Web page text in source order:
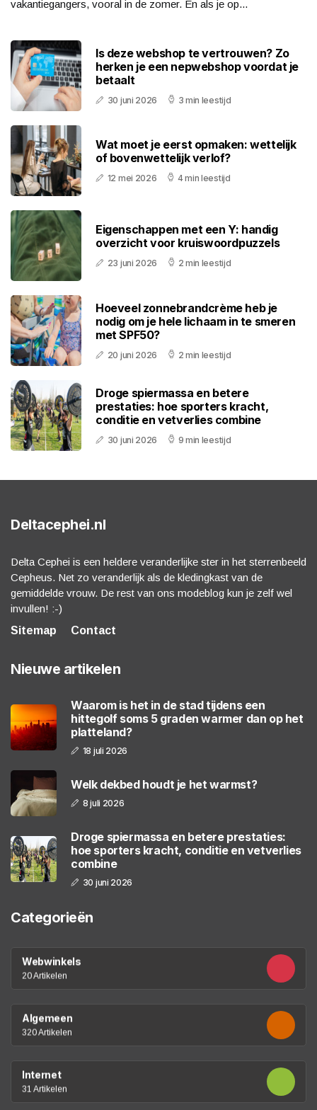
vakantiegangers, vooral in de zomer. En als je op...
Is deze webshop te vertrouwen? Zo
herken je een nepwebshop voordat je
betaalt
30 juni 2026 3 min leestijd
Wat moet je eerst opmaken: wettelijk
of bovenwettelijk verlof?
12 mei 2026 4 min leestijd
Eigenschappen met een Y: handig
overzicht voor kruiswoordpuzzels
23 juni 2026 2 min leestijd
Hoeveel zonnebrandcrème heb je
nodig om je hele lichaam in te smeren
met SPF50?
20 juni 2026 2 min leestijd
Droge spiermassa en betere
prestaties: hoe sporters kracht,
conditie en vetverlies combine
30 juni 2026 9 min leestijd
Deltacephei.nl
Delta Cephei is een heldere veranderlijke ster in het sterrenbeeld
Cepheus. Net zo veranderlijk als de kledingkast van de
gemiddelde vrouw. De rest van ons modeblog kun je zelf wel
invullen! :-)
Sitemap
Contact
Nieuwe artikelen
Waarom is het in de stad tijdens een
hittegolf soms 5 graden warmer dan op het
platteland?
18 juli 2026
Welk dekbed houdt je het warmst?
8 juli 2026
Droge spiermassa en betere prestaties:
hoe sporters kracht, conditie en vetverlies
combine
30 juni 2026
Categorieën
Webwinkels
20 Artikelen
Algemeen
320 Artikelen
Internet
31 Artikelen